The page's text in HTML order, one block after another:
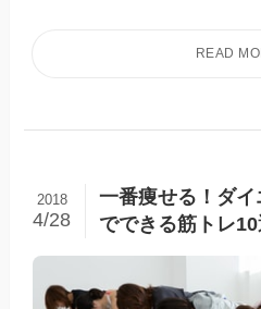
一番痩せる！ダ
でできる筋トレ10
2018
4/28